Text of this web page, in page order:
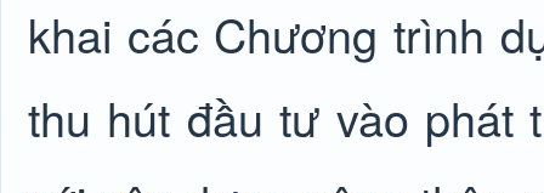
khai các Chương trình
thu hút đầu tư vào phát